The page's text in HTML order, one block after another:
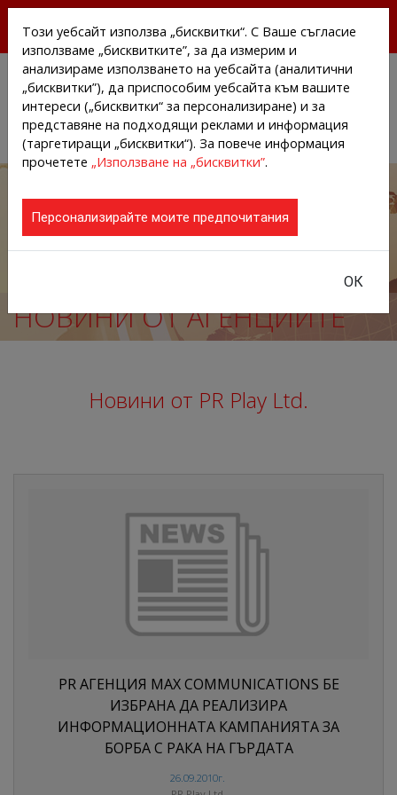
АГЕНЦИИТЕ И КОМПАНИИТЕ
НОВИНИ ОТ АГЕНЦИИТЕ
Новини от PR Play Ltd.
PR АГЕНЦИЯ MAX COMMUNICATIONS БЕ
ИЗБРАНА ДА РЕАЛИЗИРА
ИНФОРМАЦИОННАТА КАМПАНИЯТА ЗА
БОРБА С РАКА НА ГЪРДАТА
26.09.2010г.
Този уебсайт използва „бисквитки“. С Ваше съгласие
използваме „бисквитките”, за да измерим и
анализираме използването на уебсайта (аналитични
„бисквитки”), да приспособим уебсайта към вашите
интереси („бисквитки“ за персонализиране) и за
представяне на подходящи реклами и информация
(таргетиращи „бисквитки“). За повече информация
прочетете „Използване на „бисквитки”.
Персонализирайте моите предпочитания
ОК